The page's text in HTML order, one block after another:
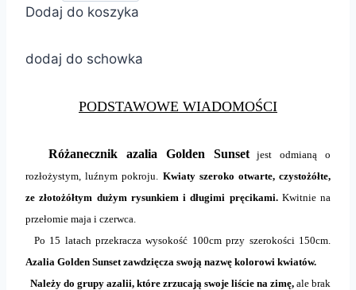
Dodaj do koszyka
dodaj do schowka
PODSTAWOWE WIADOMOŚCI
Różanecznik azalia Golden Sunsetjest odmianą o
rozłożystym, luźnym pokroju. Kwiaty szeroko otwarte, czystożółte,
ze złotożółtym dużym rysunkiem i długimi pręcikami.Kwitnie na
przełomie maja i czerwca.
Po 15 latach przekracza wysokość 100cm przy szerokości 150cm.
Azalia Golden Sunset zawdzięcza swoją nazwę kolorowi kwiatów.
Należy do grupy azalii, które zrzucają swoje liście na zimę, ale brak